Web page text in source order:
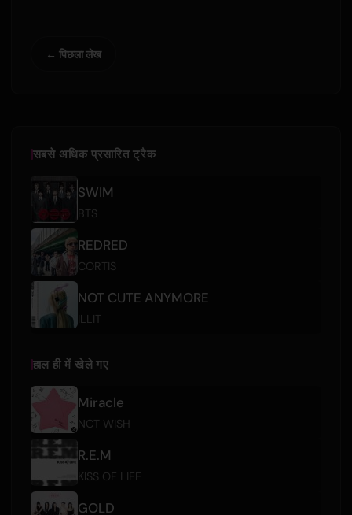
← पिछला लेख
सबसे अधिक प्रसारित ट्रैक
SWIM
BTS
REDRED
CORTIS
NOT CUTE ANYMORE
ILLIT
हाल ही में खेले गए
Miracle
NCT WISH
R.E.M
KISS OF LIFE
GOLD